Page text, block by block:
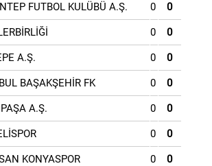
FUTBOL KULÜBÜ A.Ş. 0 0
0 0
A.Ş. 0 0
BAŞAKŞEHİR FK 0 0
A.Ş. 0 0
0 0
KONYASPOR 0 0